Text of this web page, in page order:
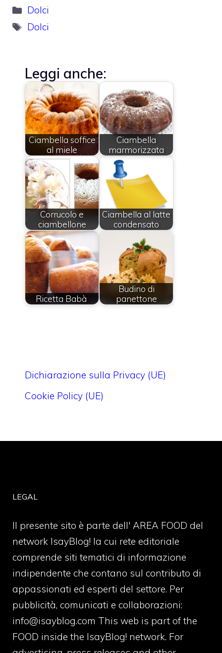
Categorie
Dolci
Tag
Dolci
Leggi anche:
Ciambella soffice
al miele
Ciambella
marmorizzata
Corrucolo e
ciambellone
Ciambella al latte
condensato
Ricetta Babà
Budino di
panettone
Dichiarazione sulla Privacy (UE)
Cookie Policy (UE)
LEGAL
Il presente sito è parte dell' AREA FOOD del
network IsayBlog! la cui rete editoriale
comprende siti tematici di informazione
indipendente che contano sul contributo di
appassionati ed esperti del settore. Per
pubblicità, comunicati e collaborazioni:
info@isayblog.com This web is part of the
FOOD inside the IsayBlog! network. For